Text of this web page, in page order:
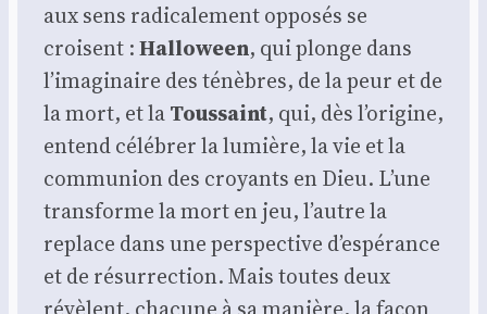
aux sens radi­ca­le­ment oppo­sés se
croisent :Hal­lo­ween, qui plonge dans
l’imaginaire des ténèbres, de la peur et de
la mort, et laTous­saint, qui, dès l’origine,
entend célé­brer la lumière, la vie et la
com­mu­nion des croyants en Dieu. L’une
trans­forme la mort en jeu, l’autre la
replace dans une pers­pec­tive d’espérance
et de résur­rec­tion. Mais toutes deux